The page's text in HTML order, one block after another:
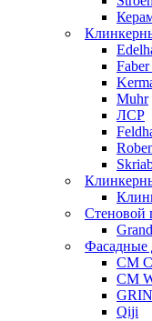
Faber
Muhr
ЛСР
Стеновой
Фасадные
CM
CM
Qiji